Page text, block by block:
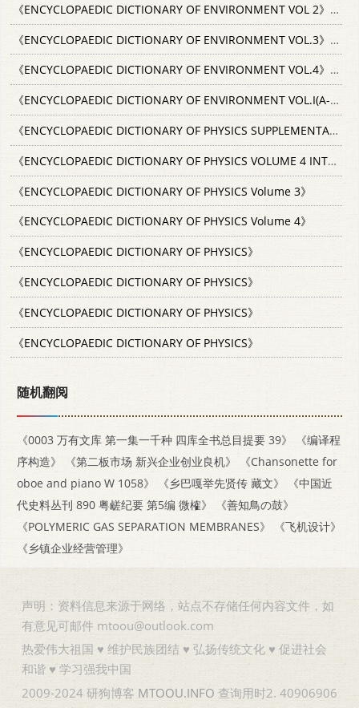
《ENCYCLOPAEDIC DICTIONARY OF ENVIRONMENT VOL 2》
《ENCYCLOPAEDIC DICTIONARY OF ENVIRONMENT VOL.3》
1989
《ENCYCLOPAEDIC DICTIONARY OF ENVIRONMENT VOL.4》
1989
《ENCYCLOPAEDIC DICTIONARY OF ENVIRONMENT VOL.I(A-G)》
《ENCYCLOPAEDIC DICTIONARY OF PHYSICS SUPPLEMENTARY VOLUME 4》
《ENCYCLOPAEDIC DICTIONARY OF PHYSICS VOLUME 4 INTERMEDIATE STATE TO NEURTON RESONANCE LEVEL》
《ENCYCLOPAEDIC DICTIONARY OF PHYSICS Volume 3》
《ENCYCLOPAEDIC DICTIONARY OF PHYSICS Volume 4》
《ENCYCLOPAEDIC DICTIONARY OF PHYSICS》
《ENCYCLOPAEDIC DICTIONARY OF PHYSICS》
《ENCYCLOPAEDIC DICTIONARY OF PHYSICS》
《ENCYCLOPAEDIC DICTIONARY OF PHYSICS》
随机翻阅
《0003 万有文库 第一集一千种 四库全书总目提要 39》
《编译程
序构造》
《第二板市场 新兴企业创业良机》
《Chansonette for
oboe and piano W 1058》
《乡巴嘎举先贤传 藏文》
《中国近
代史料丛刊 890 粤鹾纪要 第5编 微榷》
《善知鳥の鼓》
《POLYMERIC GAS SEPARATION MEMBRANES》
《飞机设计》
《乡镇企业经营管理》
声明：资料信息来源于网络，站点不存储任何内容文件，如
有意见可邮件 mtoou@outlook.com
热爱伟大祖国 ♥ 维护民族团结 ♥ 弘扬传统文化 ♥ 促进社会
和谐 ♥ 学习强我中国
2009-2024 研狗博客 MTOOU.INFO 查询用时2. 40906906